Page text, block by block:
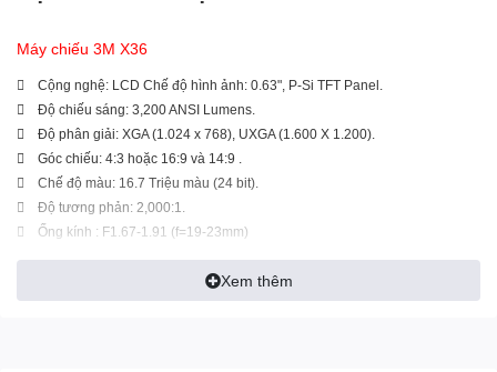
Máy chiếu 3M X36
 Cộng nghệ: LCD Chế độ hình ảnh: 0.63", P-Si TFT Panel.
 Độ chiếu sáng: 3,200 ANSI Lumens.
 Độ phân giải: XGA (1.024 x 768), UXGA (1.600 X 1.200).
 Góc chiếu: 4:3 hoặc 16:9 và 14:9 .
 Chế độ màu: 16.7 Triệu màu (24 bit).
 Độ tương phản: 2,000:1.
 Ống kính : F1.67-1.91 (f=19-23mm)
 Chức năng dịch chuyển ống kính theo chiều dọc 9:1
 Phóng hình/tiêu cự: Điều chỉnh bằng tay.
 Kích thước phóng to màn hình: 30” ~ 300”.
Xem thêm